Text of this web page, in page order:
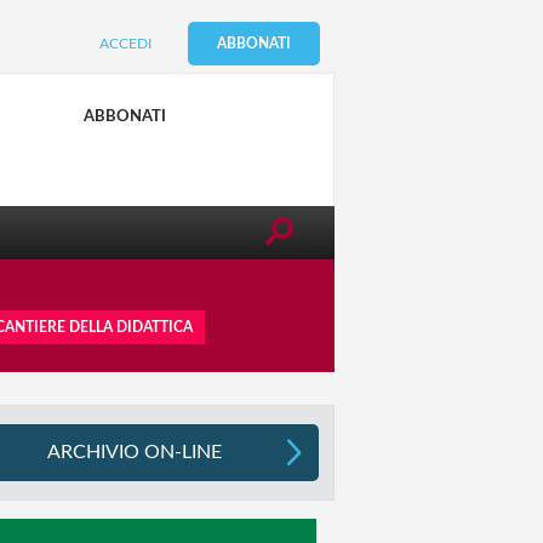
ACCEDI ABBONATI
ABBONATI
SUGGERIMENTI PER TE E I TUOI
DELLA DIDATTICA
ARCHIVIO ON-LINE